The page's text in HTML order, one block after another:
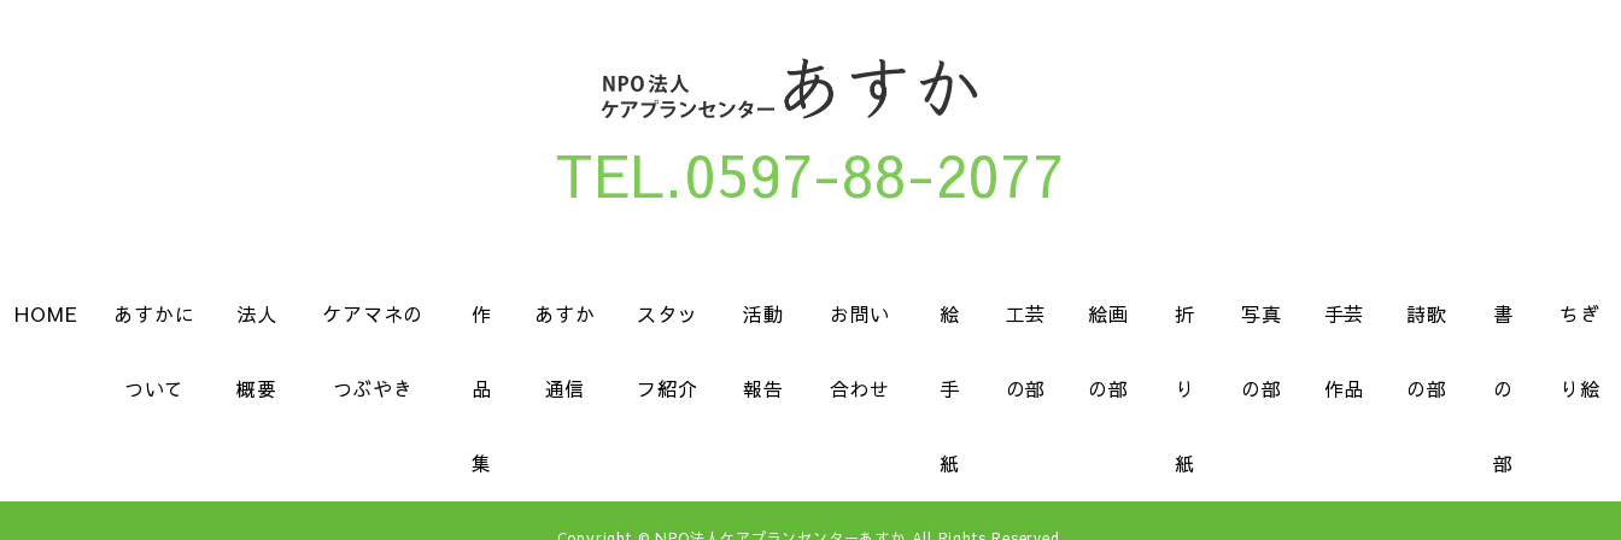
TEL.0597-88-2077
HOME あすかに
ついて
法人
概要
ケアマネの
つぶやき
作
品
集
あすか
通信
スタッ
フ紹介
活動
報告
お問い
合わせ
絵
手
紙
工芸
の部
絵画
の部
折
り
紙
写真
の部
手芸
作品
詩歌
の部
書
の
部
ちぎ
り絵